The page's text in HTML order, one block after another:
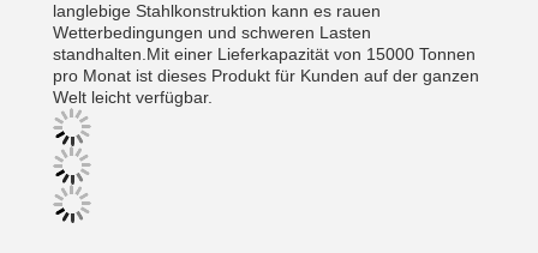
langlebige Stahlkonstruktion kann es rauen
Wetterbedingungen und schweren Lasten
standhalten.Mit einer Lieferkapazität von 15000 Tonnen
pro Monat ist dieses Produkt für Kunden auf der ganzen
Welt leicht verfügbar.